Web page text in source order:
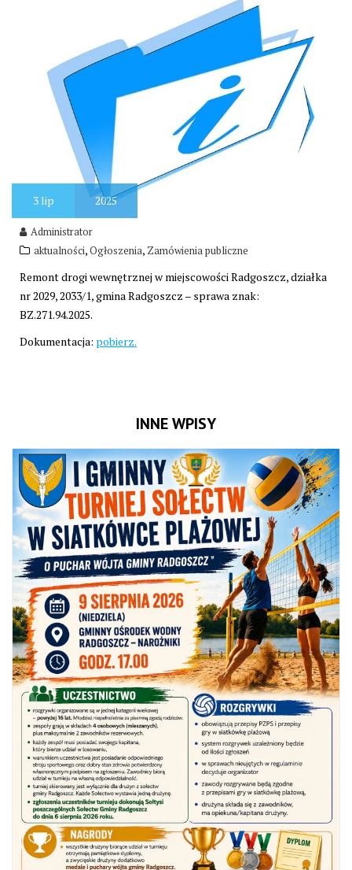
3lip 2025
Administrator
aktualności,Ogłoszenia, Zamówienia publiczne
Remont drogi wewnętrznej w miejscowości Radgoszcz, działka
nr 2029, 2033/1, gmina Radgoszcz – sprawa znak:
BZ.271.94.2025.
Dokumentacja: pobierz.
INNE WPISY